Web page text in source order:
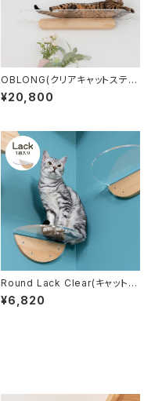
OBLONG(クリアキャットステッ
プ)-MYZOO【nekokobo sel
ect】
¥20,800
Round Lack Clear(キャットス
テップ)-MYZOO【nekokobo
select】
¥6,820